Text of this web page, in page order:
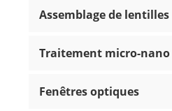
Assemblage de lentilles
Traitement micro-nano
Fenêtres optiques